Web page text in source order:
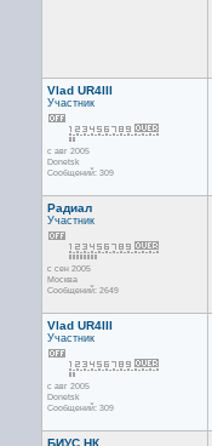
Vlad UR4III
Участник
с авг 2005
Donetsk
Сообщений: 309
Радиал
Участник
с сен 2005
Москва
Сообщений: 2649
Vlad UR4III
Участник
с авг 2005
Donetsk
Сообщений: 309
БИУС НК